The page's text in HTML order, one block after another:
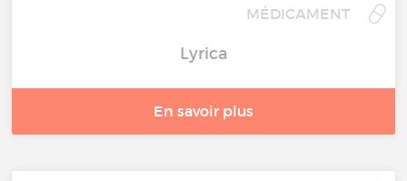
MÉDICAMENT
Lyrica
En savoir plus